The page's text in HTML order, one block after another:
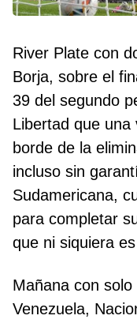
River Plate con
Borja, sobre el
39 del segundo
Libertad que una
borde de la
incluso sin
Sudamericana,
para completar
que ni siquiera
Mañana con
Venezuela,